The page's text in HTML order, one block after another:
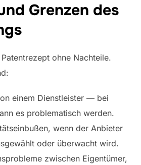
Grenzen des
ohne Nachteile.
einem Dienstleister — bei
es problematisch werden.
wenn der Anbieter
oder überwacht wird.
zwischen Eigentümer,